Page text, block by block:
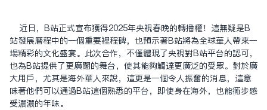
近日，B站正式宣布获得2025年央视春晚的转播权！这无疑是B
站发展历程中的一个重要里程碑，也预示着B站将为全球华人带来一
场精彩的文化盛宴。此次合作，不仅体现了央视对B站平台的认可，
也为B站提供了更广阔的舞台，使其能够触达更广泛的受众。对于广
大用户，尤其是海外华人来说，这更是一个令人振奋的消息，这意
味着他们可以通过B站这个熟悉的平台，即使身在海外，也能同步感
受浓浓的年味。